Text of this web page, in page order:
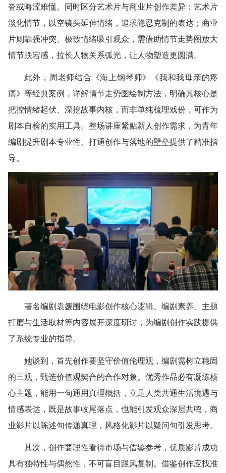
沓或晦涩难懂。同时区分艺术片与商业片创作差异：艺术片
淡化情节，以空镜头延伸情绪，追求隐忍克制的表达；商业
片则靠强冲突、极致情绪吸引观众，需借助情节走势图放大
情节跌宕感，拉长人物关系弧光，让人物塑造更圆满。
此外，周老师结合《海上钢琴师》《我和我母亲的疼
痛》等经典案例，详解情节走势图绘制方法，明确其核心是
把控情绪起伏、深挖故事内核，而非单纯梳理戏份，可作为
剧本自检的实用工具。整场讲座紧贴新人创作需求，为青年
编剧提升剧本专业性、打通创作与落地的壁垒提供了精准指
导。
著名编剧袁媛围绕电影创作核心逻辑、编剧素养、主题
打磨与生活取材等内容展开深度研讨，为编剧创作实践提供
了系统专业的指导。
她谈到，首先创作要坚守价值伦理观，编剧需树立稳固
的三观，甄选价值观契合的合作对象。优秀作品必有凝练核
心主题，能用一句通用真理概括，立足人类共通生活境遇与
情感表达，既是故事收尾落点，也能引发观众深层共鸣，商
业影片以陈述句传递真理，风格化影片以疑问句引发思考。
其次，创作要理性看待市场与借鉴参考，优质影片成功
具有独特性与偶然性，不可盲目跟风复制。借鉴创作应找准